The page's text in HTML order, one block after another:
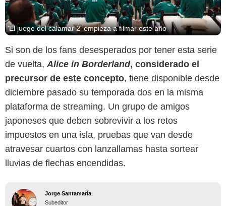
'El juego del calamar 2' empieza a filmar este año
Si son de los fans desesperados por tener esta serie
de vuelta, Alice in Borderland, considerado el
precursor de este concepto, tiene disponible desde
diciembre pasado su temporada dos en la misma
plataforma de streaming. Un grupo de amigos
japoneses que deben sobrevivir a los retos
impuestos en una isla, pruebas que van desde
atravesar cuartos con lanzallamas hasta sortear
lluvias de flechas encendidas.
Jorge Santamaría
Subeditor